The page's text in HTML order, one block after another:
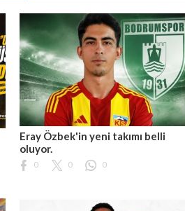
Eray Özbek'in yeni takımı belli
oluyor.
0 0 0